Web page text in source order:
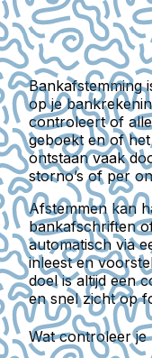
Bankafstemming
op je
controleert of
geboekt en of
ontstaan vaak
storno’s of per
Afstemmen kan
bankafschriften
automatisch via
inleest en
doel is altijd een
en snel zicht op
Wat controleer je